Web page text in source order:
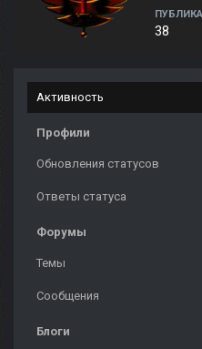
38
Активность
Профили
Обновления статусов
Ответы статуса
Форумы
Темы
Сообщения
Блоги